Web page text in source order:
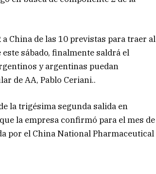
China de las 10 previstas para traer al
sábado, finalmente saldrá el
y argentinas puedan
de AA, Pablo Ceriani..
la trigésima segunda salida en
la empresa confirmó para el mes de
por el China National Pharmaceutical